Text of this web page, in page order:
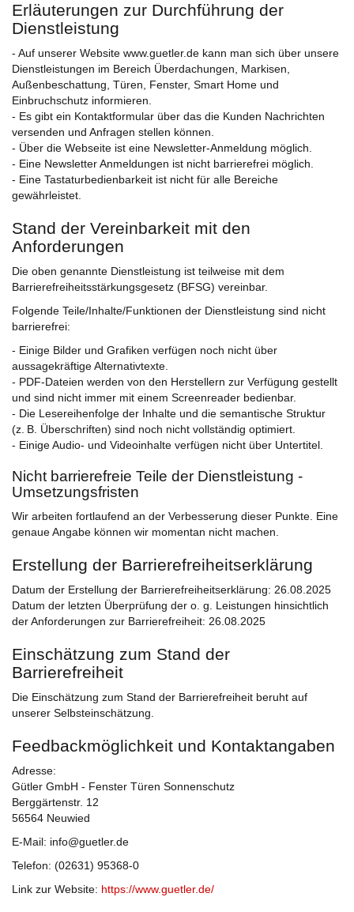
Erläuterungen zur Durchführung der
Dienstleistung
- Auf unserer Website www.guetler.de kann man sich über unsere
Dienstleistungen im Bereich Überdachungen, Markisen,
Außenbeschattung, Türen, Fenster, Smart Home und
Einbruchschutz informieren.
- Es gibt ein Kontaktformular über das die Kunden Nachrichten
versenden und Anfragen stellen können.
- Über die Webseite ist eine Newsletter-Anmeldung möglich.
- Eine Newsletter Anmeldungen ist nicht barrierefrei möglich.
- Eine Tastaturbedienbarkeit ist nicht für alle Bereiche
gewährleistet.
Stand der Vereinbarkeit mit den
Anforderungen
Die oben genannte Dienstleistung ist teilweise mit dem
Barrierefreiheitsstärkungsgesetz (BFSG) vereinbar.
Folgende Teile/Inhalte/Funktionen der Dienstleistung sind nicht
barrierefrei:
- Einige Bilder und Grafiken verfügen noch nicht über
aussagekräftige Alternativtexte.
- PDF-Dateien werden von den Herstellern zur Verfügung gestellt
und sind nicht immer mit einem Screenreader bedienbar.
- Die Lesereihenfolge der Inhalte und die semantische Struktur
(z. B. Überschriften) sind noch nicht vollständig optimiert.
- Einige Audio- und Videoinhalte verfügen nicht über Untertitel.
Nicht barrierefreie Teile der Dienstleistung -
Umsetzungsfristen
Wir arbeiten fortlaufend an der Verbesserung dieser Punkte. Eine
genaue Angabe können wir momentan nicht machen.
Erstellung der Barrierefreiheitserklärung
Datum der Erstellung der Barrierefreiheitserklärung: 26.08.2025
Datum der letzten Überprüfung der o. g. Leistungen hinsichtlich
der Anforderungen zur Barrierefreiheit: 26.08.2025
Einschätzung zum Stand der
Barrierefreiheit
Die Einschätzung zum Stand der Barrierefreiheit beruht auf
unserer Selbsteinschätzung.
Feedbackmöglichkeit und Kontaktangaben
Adresse:
Gütler GmbH - Fenster Türen Sonnenschutz
Berggärtenstr. 12
56564 Neuwied
E-Mail: info@guetler.de
Telefon: (02631) 95368-0
Link zur Website: https://www.guetler.de/